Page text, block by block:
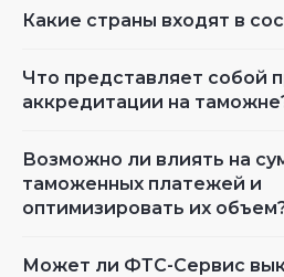
Какие страны входят в
Что представляет собой
аккредитации на
Возможно ли влиять на
таможенных платежей и
оптимизировать их
Может ли ФТС-Сервис